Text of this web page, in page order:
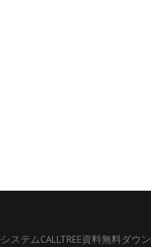
ステムCALLTREE資料無料ダウン